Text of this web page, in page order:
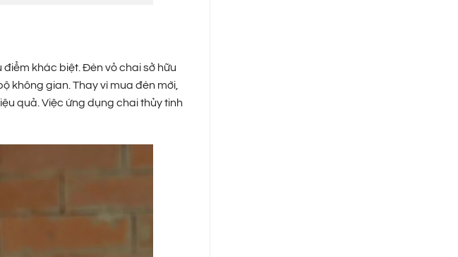
khác biệt. Đèn vỏ chai sở hữu
không gian. Thay vì mua đèn mới,
quả. Việc ứng dụng chai thủy tinh